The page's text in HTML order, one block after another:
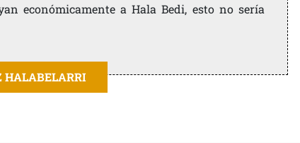
económicamente a Hala Bedi, esto no sería
HALABELARRI